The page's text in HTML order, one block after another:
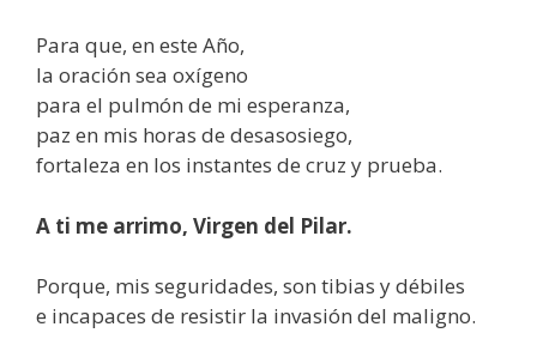
Para que, en este Año,
la oración sea oxígeno
para el pulmón de mi esperanza,
paz en mis horas de desasosiego,
fortaleza en los instantes de cruz y prueba.
A ti me arrimo, Virgen del Pilar.
Porque, mis seguridades, son tibias y débiles
e incapaces de resistir la invasión del maligno.